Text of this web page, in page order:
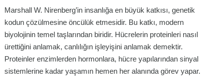
Marshall W. Nirenberg’in insanlığa en büyük katkısı, genetik
kodun çözülmesine öncülük etmesidir. Bu katkı, modern
biyolojinin temel taşlarından biridir. Hücrelerin proteinleri nasıl
ürettiğini anlamak, canlılığın işleyişini anlamak demektir.
Proteinler enzimlerden hormonlara, hücre yapılarından sinyal
sistemlerine kadar yaşamın hemen her alanında görev yapar.